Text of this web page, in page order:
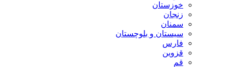
خوزستان
زنجان
سمنان
سیستان و بلوچستان
فارس
قزوین
قم